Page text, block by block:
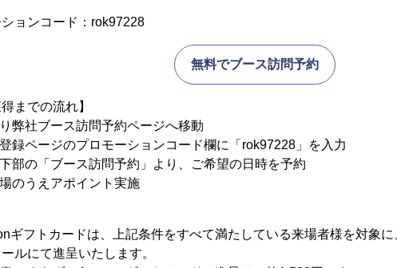
ョンコード：rok97228
無料でブース訪問予約
得までの流れ】
弊社ブース訪問予約ページへ移動
録ページのプロモーションコード欄に「rok97228」を入力
部の「ブース訪問予約」より、ご希望の日時を予約
のうえアポイント実施
ギフトカードは、上記条件をすべて満たしている来場者様を対象
ルにて進呈いたします。